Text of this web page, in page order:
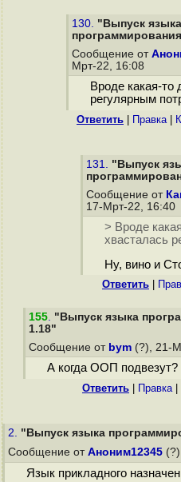
130. "Выпуск языка
Сообщение от
Мрт-22, 16:08
Вроде какая-то
регулярным
Ответить Правка|
131. "Выпуск
Сообщение от
17-Мрт-22, 16:40
> Вроде
хвасталась
Ну, вино и
Ответить
155. "Выпуск языка
1.18"
Сообщение от bym (?), 21-
А когда ООП подвезут?
Ответить Правка|
2. "Выпуск языка
Сообщение от Аноним12345
Язык прикладного